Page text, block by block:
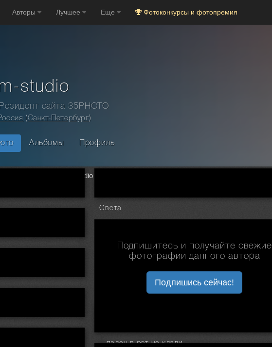
Авторы Лучшее Еще Фотоконкурсы и фотопремия
studio
сайта 35PHOTO
(Санкт-Петербург)
Альбомы Профиль
Am-studio
"Zажигалка Света
Подпишитесь и получайте свежие
фотографии данного автора
Подпишись сейчас!
...палец в рот не клади...